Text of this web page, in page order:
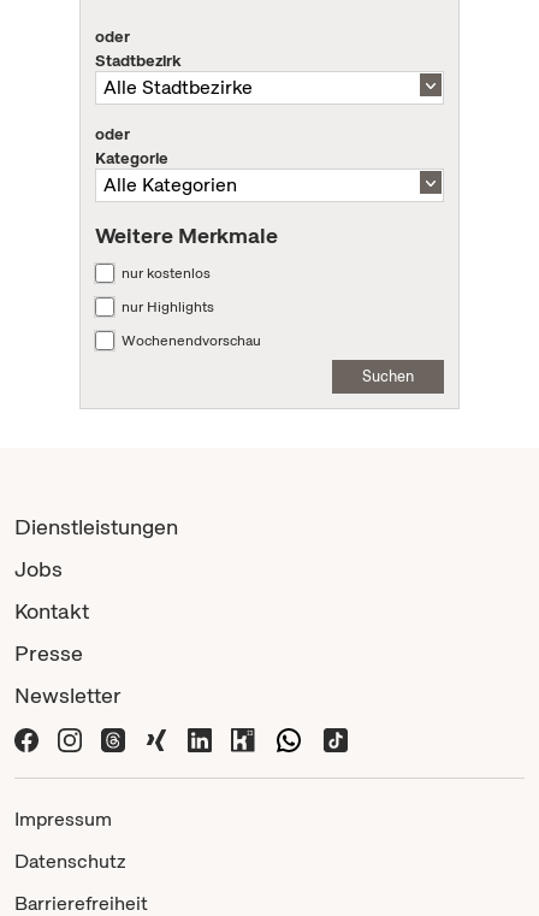
oder
Stadtbezirk
oder
Kategorie
Weitere Merkmale
nur kostenlos
nur Highlights
Wochenendvorschau
Suchen
Dienstleistungen
Jobs
Kontakt
Presse
Newsletter
Impressum
Datenschutz
Barrierefreiheit